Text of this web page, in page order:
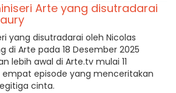
Arte yang disutradarai
yang disutradarai oleh Nicolas
di Arte pada 18 Desember 2025
lebih awal di Arte.tv mulai 11
empat episode yang menceritakan
cinta.